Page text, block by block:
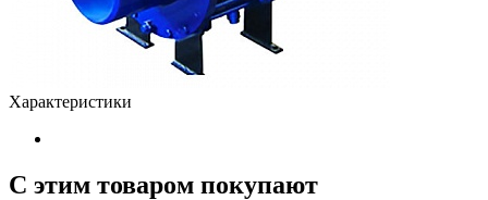
Характеристики
С этим товаром покупают